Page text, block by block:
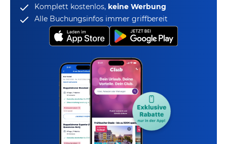
Komplett kostenlos, keine Werbung
Alle Buchungsinfos immer griffbereit